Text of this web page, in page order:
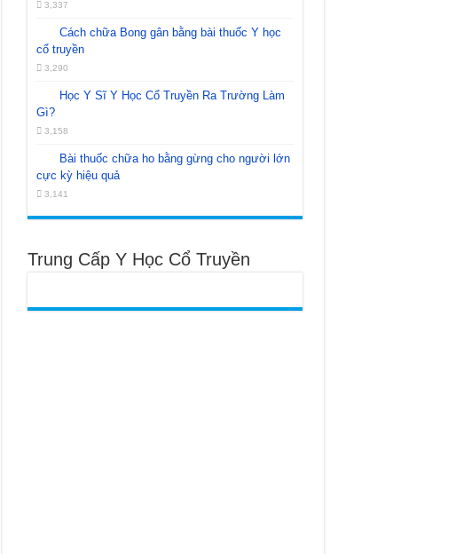
3,337
Cách chữa Bong gân bằng bài thuốc Y học
cổ truyền
3,290
Học Y Sĩ Y Học Cổ Truyền Ra Trường Làm
Gì?
3,158
Bài thuốc chữa ho bằng gừng cho người lớn
cực kỳ hiệu quả
3,141
Trung Cấp Y Học Cổ Truyền